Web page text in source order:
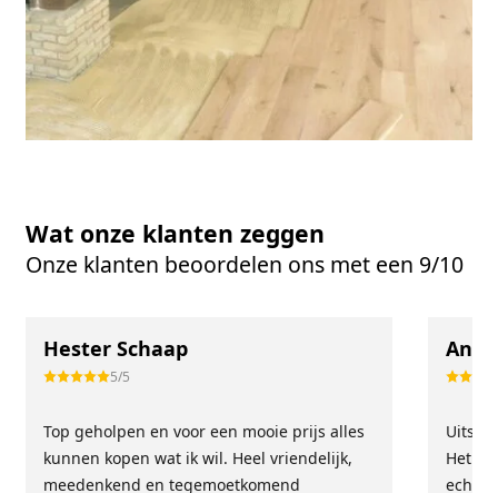
Wat onze klanten zeggen
Onze klanten beoordelen ons met een 9/10
Hester Schaap
5/5
Top geholpen en voor een mooie prijs alles
kunnen kopen wat ik wil. Heel vriendelijk,
meedenkend en tegemoetkomend
Het
echt